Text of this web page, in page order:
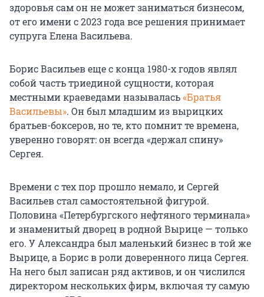
здоровья сам он не может заниматься бизнесом,
от его имени с 2023 года все решения принимает
супруга Елена Васильева.
Борис Васильев еще с конца 1980-х годов являл
собой часть триединой сущности, которая
местными краеведами называлась«Братья
Васильевы». Он был младшим из вырицких
братьев-боксеров, но те, кто помнит те времена,
уверенно говорят: он всегда «держал спину»
Сергея.
Времени с тех пор прошло немало, и Сергей
Васильев стал самостоятельной фигурой.
Половина «Петербургского нефтяного терминала»
и знаменитый дворец в родной Вырице — только
его. У Александра был маленький бизнес в той же
Вырице, а Борис в роли доверенного лица Сергея.
На него был записан ряд активов, и он числился
директором нескольких фирм, включая ту самую